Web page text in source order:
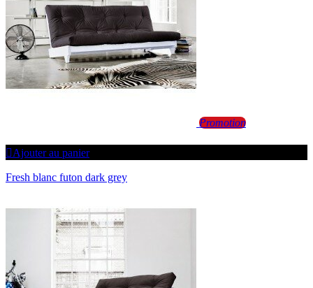
Promotion
Ajouter au panier
Fresh blanc futon dark grey